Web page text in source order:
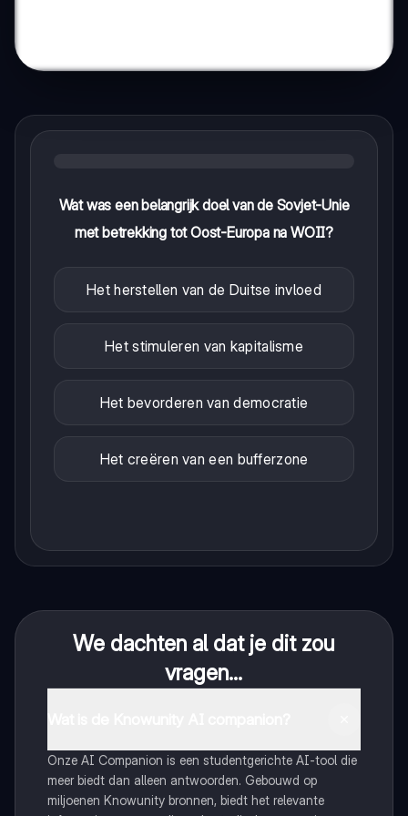
Wat was een belangrijk doel van de Sovjet-Unie
met betrekking tot Oost-Europa na WOII?
Het herstellen van de Duitse invloed
Het stimuleren van kapitalisme
Het bevorderen van democratie
Het creëren van een bufferzone
We dachten al dat je dit zou
vragen...
Onze AI Companion is een studentgerichte AI-tool die
meer biedt dan alleen antwoorden. Gebouwd op
miljoenen Knowunity bronnen, biedt het relevante